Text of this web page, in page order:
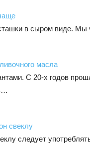
в сыром виде. Мы
масла
С 20-х годов
свеклу
следует